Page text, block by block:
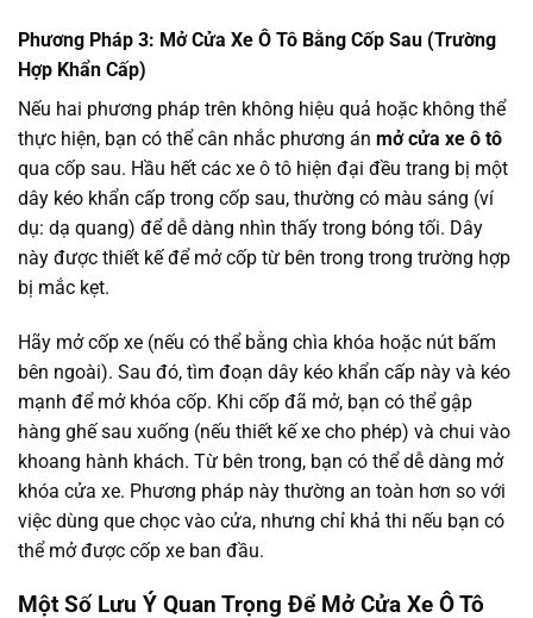
Phương Pháp 3: Mở Cửa Xe Ô Tô Bằng Cốp Sau (Trường
Hợp Khẩn Cấp)
Nếu hai phương pháp trên không hiệu quả hoặc không thể
thực hiện, bạn có thể cân nhắc phương án mở cửa xe ô tô
qua cốp sau. Hầu hết các xe ô tô hiện đại đều trang bị một
dây kéo khẩn cấp trong cốp sau, thường có màu sáng (ví
dụ: dạ quang) để dễ dàng nhìn thấy trong bóng tối. Dây
này được thiết kế để mở cốp từ bên trong trong trường hợp
bị mắc kẹt.
Hãy mở cốp xe (nếu có thể bằng chìa khóa hoặc nút bấm
bên ngoài). Sau đó, tìm đoạn dây kéo khẩn cấp này và kéo
mạnh để mở khóa cốp. Khi cốp đã mở, bạn có thể gập
hàng ghế sau xuống (nếu thiết kế xe cho phép) và chui vào
khoang hành khách. Từ bên trong, bạn có thể dễ dàng mở
khóa cửa xe. Phương pháp này thường an toàn hơn so với
việc dùng que chọc vào cửa, nhưng chỉ khả thi nếu bạn có
thể mở được cốp xe ban đầu.
Một Số Lưu Ý Quan Trọng Để Mở Cửa Xe Ô Tô